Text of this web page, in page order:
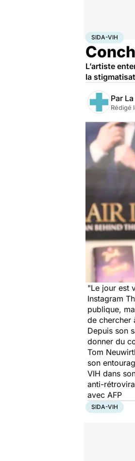
AccueilSanté
SIDA-VIH
L’artiste
la
Par
Rédigé
"Le jour est
Instagram
publique,
de chercher
Depuis son
donner du
Tom
son
VIH dans
anti-
avec AFP
SIDA-VIH